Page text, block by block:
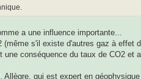
a une influence importante...
s'il existe d'autres gaz à effet
conséquence du taux de CO2 et
qui est expert en